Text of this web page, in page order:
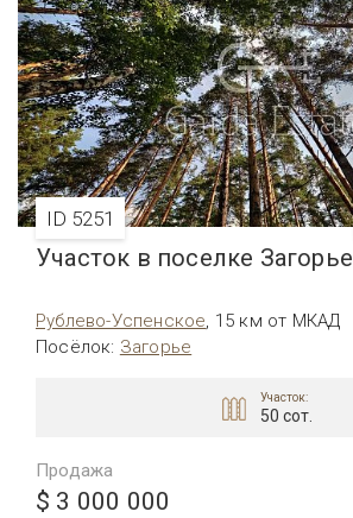
ID 5251
Участок в поселке Загорье
Рублево-Успенское, 15 км от МКАД
Посёлок: Загорье
Участок:
50 сот.
Продажа
$ 3 000 000